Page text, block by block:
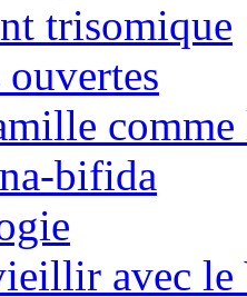
trisomique
ouvertes
comme
bifida
avec